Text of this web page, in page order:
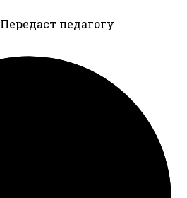
Передаст педагогу